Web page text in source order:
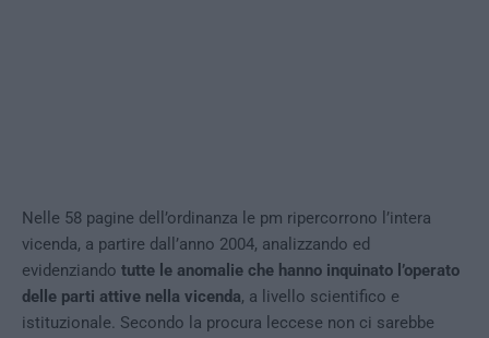
Nelle 58 pagine dell’ordinanza le pm ripercorrono l’intera
vicenda, a partire dall’anno 2004, analizzando ed
evidenziando tutte le anomalie che hanno inquinato l’operato
delle parti attive nella vicenda, a livello scientifico e
istituzionale. Secondo la procura leccese non ci sarebbe